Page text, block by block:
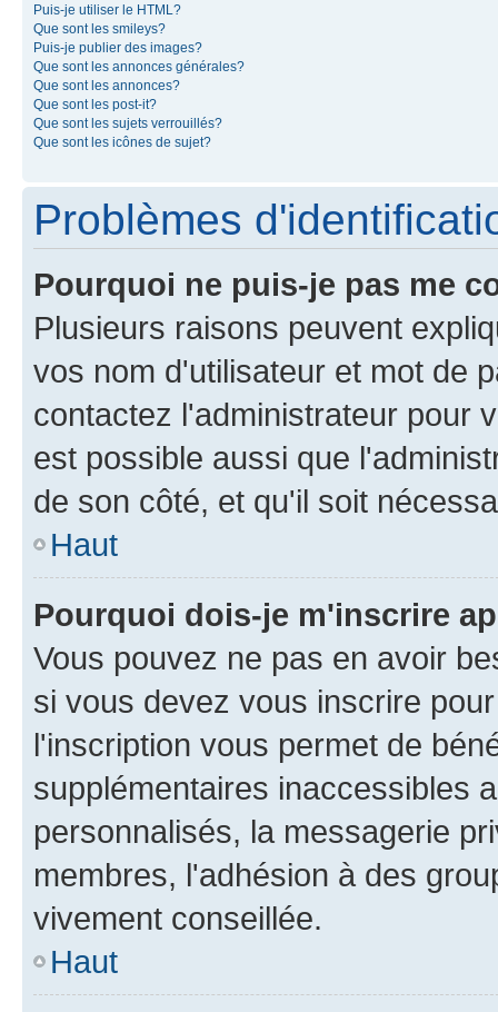
Puis-je utiliser le HTML?
Que sont les smileys?
Puis-je publier des images?
Que sont les annonces générales?
Que sont les annonces?
Que sont les post-it?
Que sont les sujets verrouillés?
Que sont les icônes de sujet?
Problèmes
Pourquoi ne puis-je pas me
Plusieurs raisons peuvent
vos nom d'utilisateur et mot de
contactez l'administrateur pour
est possible aussi que
de son côté, et qu'il soit
Haut
Pourquoi dois-je m'inscrire
Vous pouvez ne pas en avoir
si vous devez vous inscrire
l'inscription vous permet de
supplémentaires inaccessibles
personnalisés, la messagerie
membres, l'adhésion à des
vivement conseillée.
Haut